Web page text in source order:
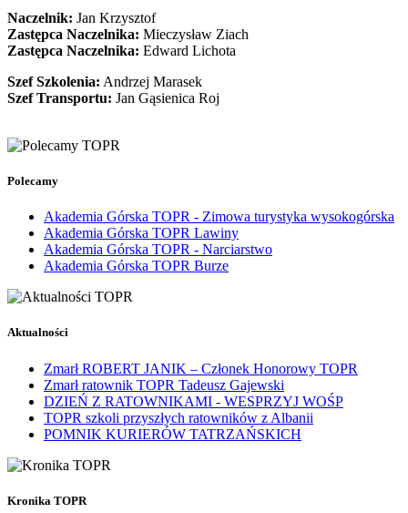
Naczelnik: Jan Krzysztof
Zastępca Naczelnika: Mieczysław Ziach
Zastępca Naczelnika: Edward Lichota
Szef Szkolenia: Andrzej Marasek
Szef Transportu: Jan Gąsienica Roj
Polecamy
Akademia Górska TOPR - Zimowa turystyka wysokogórska
Akademia Górska TOPR Lawiny
Akademia Górska TOPR - Narciarstwo
Akademia Górska TOPR Burze
Aktualności
Zmarł ROBERT JANIK – Członek Honorowy TOPR
Zmarł ratownik TOPR Tadeusz Gajewski
DZIEŃ Z RATOWNIKAMI - WESPRZYJ WOŚP
TOPR szkoli przyszłych ratowników z Albanii
POMNIK KURIERÓW TATRZAŃSKICH
Kronika TOPR